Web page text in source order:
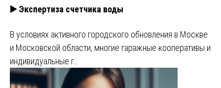
▶️ Экспертиза счетчика воды
В условиях активного городского обновления в Москве
и Московской области, многие гаражные кооперативы и
индивидуальные г…